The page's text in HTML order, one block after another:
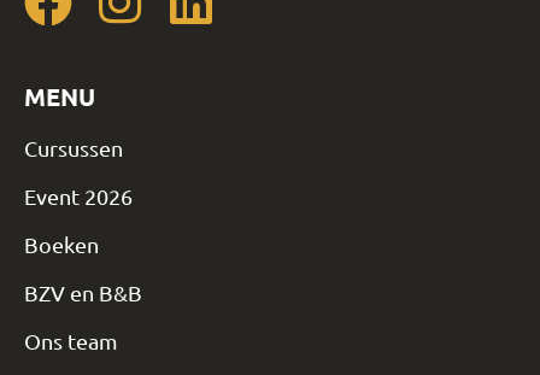
MENU
Cursussen
Event 2026
Boeken
BZV en B&B
Ons team